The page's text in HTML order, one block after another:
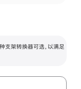
架转换器可选，以满足